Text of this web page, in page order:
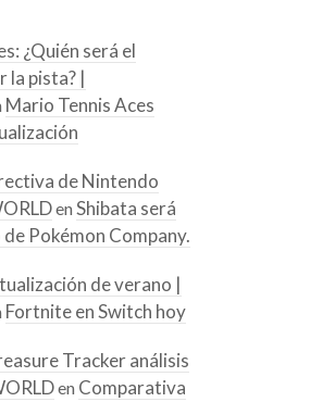
¿Quién será el
la pista? |
Mario Tennis Aces
de Nintendo
en Shibata será
Pokémon Company.
de verano |
Fortnite en Switch hoy
Tracker análisis
en Comparativa